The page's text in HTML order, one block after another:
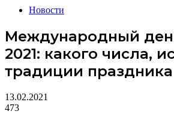
Новости
Международный
2021: какого числа,
традиции праздника
13.02.2021
473